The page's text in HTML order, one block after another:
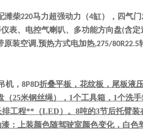
潍柴220马力超强动力（4缸），四气
表、电控气喇叭、多功能方向盘(含定
原装空调,预热方式电加热,275/80R22.5
机， 8P8D折叠平板， 花纹板，尾板液
（25米钢丝绳），1个工具箱，1个洗
排工程**（LED） 。 8吨的3节后托臂装
：
上装颜色随驾驶室颜色变化，白色